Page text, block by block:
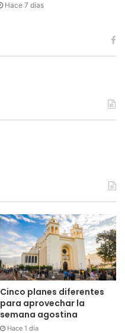
Hace 7 días
Cinco planes diferentes
para aprovechar la
semana agostina
Hace 1 día